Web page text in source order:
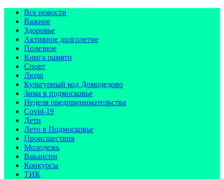
Все новости
Важное
Здоровье
Активное долголетие
Полезное
Книга памяти
Спорт
Люди
Культурный код Домодедово
Зима в подмосковье
Неделя предпринимательства
Covid-19
Дети
Лето в Подмосковье
Происшествия
Молодежь
Вакансии
Конкурсы
ТИК